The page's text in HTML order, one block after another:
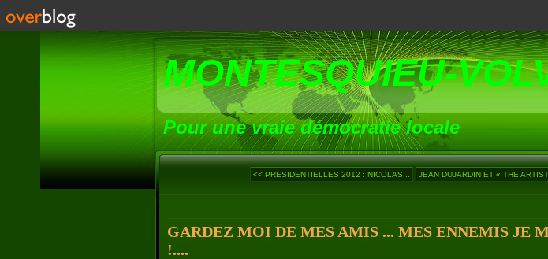
MONTESQUIEU-
Pour une vraie démocratie locale
<< PRESIDENTIELLES 2012 : NICOLAS... JEAN DUJARDIN ET « THE
GARDEZ MOI DE MES AMIS ... MES ENNEMIS JE
!....